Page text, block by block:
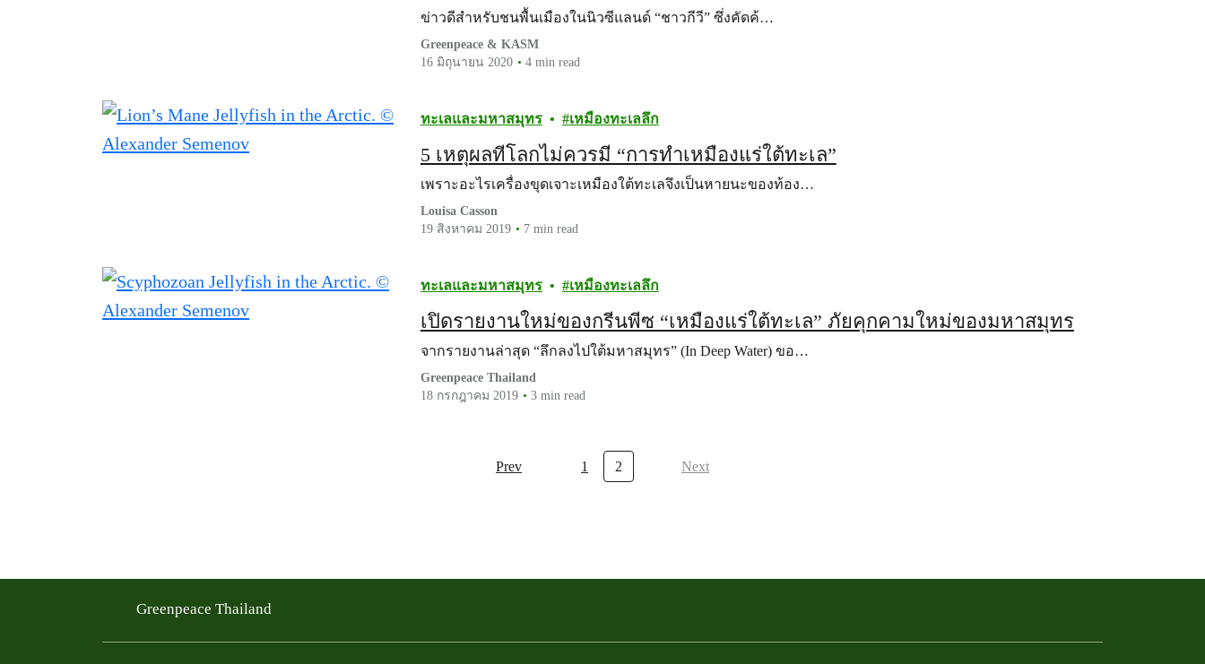
ข่าวดีสำหรับชนพื้นเมืองในนิวซีแลนด์ “ชาวกีวี” ซึ่งคัดค้…
Greenpeace & KASM
16 มิถุนายน 2020
4 min read
ทะเลและมหาสมุทร เหมืองทะเลลึก
5 เหตุผลที่โลกไม่ควรมี “การทำเหมืองแร่ใต้ทะเล”
เพราะอะไรเครื่องขุดเจาะเหมืองใต้ทะเลจึงเป็นหายนะของท้อง…
Louisa Casson
19 สิงหาคม 2019
7 min read
ทะเลและมหาสมุทร เหมืองทะเลลึก
เปิดรายงานใหม่ของกรีนพีซ “เหมืองแร่ใต้ทะเล” ภัยคุกคามใหม่ของมหาสมุทร
จากรายงานล่าสุด “ลึกลงไปใต้มหาสมุทร” (In Deep Water) ขอ…
Greenpeace Thailand
18 กรกฎาคม 2019
3 min read
Prev 1 2 Next
Greenpeace Thailand